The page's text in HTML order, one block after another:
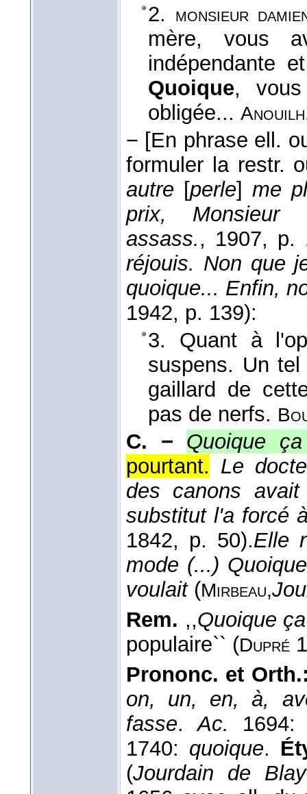
2. monsieur
mère, vous
indépendante
Quoique,
obligée...
− [En phrase ell.
formuler la restr.
autre [perle]me
prix, Monsieur
assass., 1907, p.
réjouis. Non que
quoique... Enfin,
1942, p. 139):
3. Quant à
suspens. Un
gaillard de
pas de nerfs.
C. − Quoique ça
pourtant. Le
des canons
substitut l'a forcé
1842, p. 50).Elle
mode (...)
voulait(Mirbeau,
Rem. ,,Quoique ça
populaire`` (Dupré
Prononc. et
on, un, en, à,
fasse.Ac.
1740: quoique.
(Jourdain de